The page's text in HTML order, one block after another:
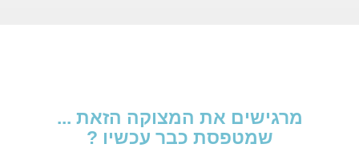
מרגישים את המצוקה הזאת ...
שמטפסת כבר עכשיו ?